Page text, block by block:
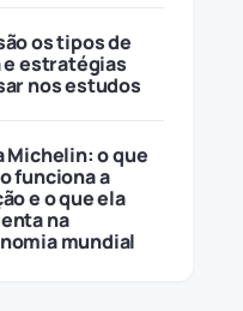
os tipos de
estratégias
nos estudos
Michelin: o que
funciona a
e o que ela
na
mundial